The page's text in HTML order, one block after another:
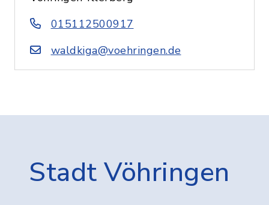
015112500917
waldkiga@voehringen.de
Stadt Vöhringen